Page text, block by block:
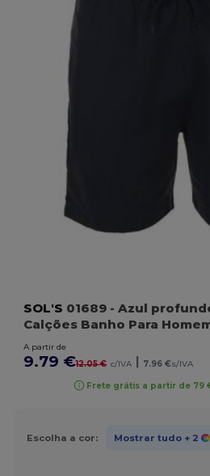
SOL'S 01689 - Azul
Calções Banho Para
A partir de
9.79 €12.05 € c/IVA | 7.96 €s/IVA
Frete grátis a partir de 79
Escolha a cor: Mostrar tudo + 2